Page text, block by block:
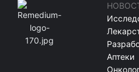
Аптеки